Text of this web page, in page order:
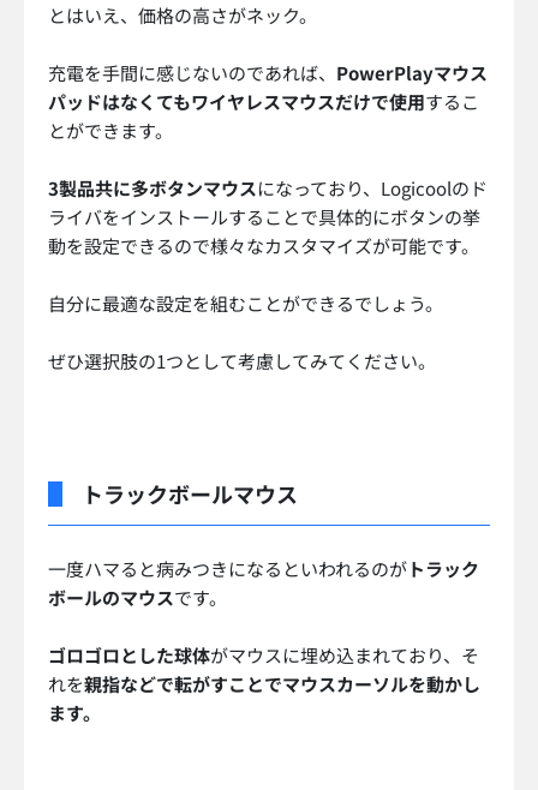
とはいえ、価格の高さがネック。
充電を手間に感じないのであれば、 PowerPlayマウス
パッドはなくてもワイヤレスマウスだけで使用するこ
とができます。
3製品共に多ボタンマウスになっており、Logicoolのド
ライバをインストールすることで具体的にボタンの挙
動を設定できるので様々なカスタマイズが可能です。
自分に最適な設定を組むことができるでしょう。
ぜひ選択肢の1つとして考慮してみてください。
トラックボールマウス
一度ハマると病みつきになるといわれるのがトラック
ボールのマウスです。
ゴロゴロとした球体がマウスに埋め込まれており、そ
れを親指などで転がすことでマウスカーソルを動かし
ます。